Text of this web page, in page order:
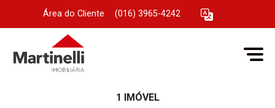
Área do Cliente (016) 3965-4242
1 IMÓVEL